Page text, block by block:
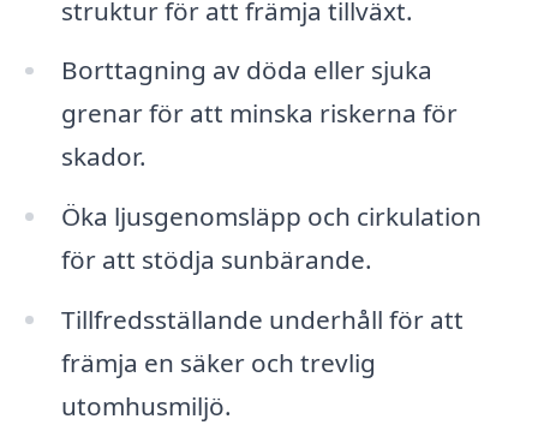
struktur för att främja tillväxt.
Borttagning av döda eller sjuka
grenar för att minska riskerna för
skador.
Öka ljusgenomsläpp och cirkulation
för att stödja sunbärande.
Tillfredsställande underhåll för att
främja en säker och trevlig
utomhusmiljö.